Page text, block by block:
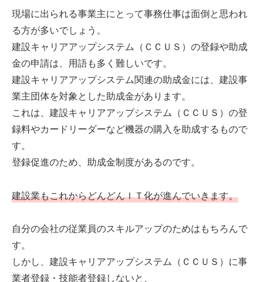
現場に出られる事業主にとって事務仕事は面倒と思われ
る方が多いでしょう。
建設キャリアアップシステム（ＣＣＵＳ）の登録や助成
金の申請は、用語も多く難しいです。
建設キャリアアップシステム関連の助成金には、建設事
業主団体を対象とした助成金があります。
これは、建設キャリアアップシステム（ＣＣＵＳ）の登
録料やカードリーダーなど機器の購入を助成するもので
す。
登録促進のため、助成金制度があるのです。
建設業もこれからどんどんＩＴ化が進んでいきます。
自分の会社の従業員のスキルアップのためはもちろんで
す。
しかし、建設キャリアアップシステム（ＣＣＵＳ）に事
業者登録・技能者登録しないと、